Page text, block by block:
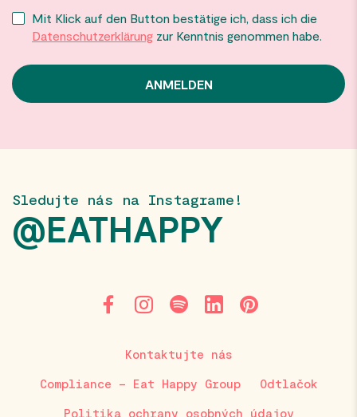
Mit Klick auf den Button bestätige ich, dass ich die
Datenschutzerklärung zur Kenntnis genommen habe.
Sledujte nás na Instagrame!
@EATHAPPY
Kontaktujte nás
Compliance – Eat Happy Group Odtlačok
Politika ochrany osobných údajov